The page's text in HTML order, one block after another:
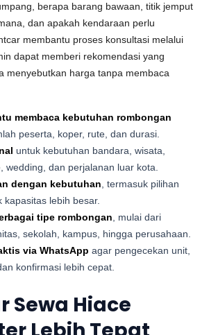
berapa barang bawaan, titik jemput
dan apakah kendaraan perlu
membantu proses konsultasi melalui
dapat memberi rekomendasi yang
menyebutkan harga tanpa membaca
membaca kebutuhan rombongan
peserta, koper, rute, dan durasi.
untuk kebutuhan bandara, wisata,
wedding, dan perjalanan luar kota.
dengan kebutuhan , termasuk pilihan
kapasitas lebih besar.
tipe rombongan , mulai dari
sekolah, kampus, hingga perusahaan.
via WhatsApp agar pengecekan unit,
konfirmasi lebih cepat.
Sewa Hiace